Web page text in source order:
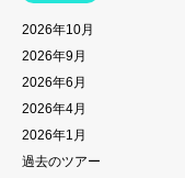
2026年10月
2026年9月
2026年6月
2026年4月
2026年1月
過去のツアー